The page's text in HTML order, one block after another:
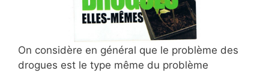
On considère en général que le problème des
drogues est le type même du problème